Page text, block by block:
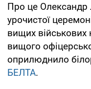
Про це Олександр
урочистої
вищих військових
вищого
оприлюднило
БЕЛТА.